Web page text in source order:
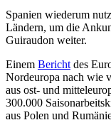
Spanien wiederum
Ländern, um die
Guiraudon weiter.
Einem Bericht des
Nordeuropa nach wie
aus ost- und
300.000
aus Polen und